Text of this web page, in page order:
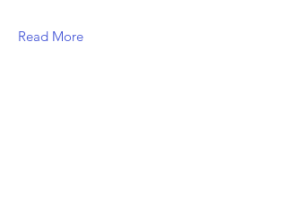
Read More